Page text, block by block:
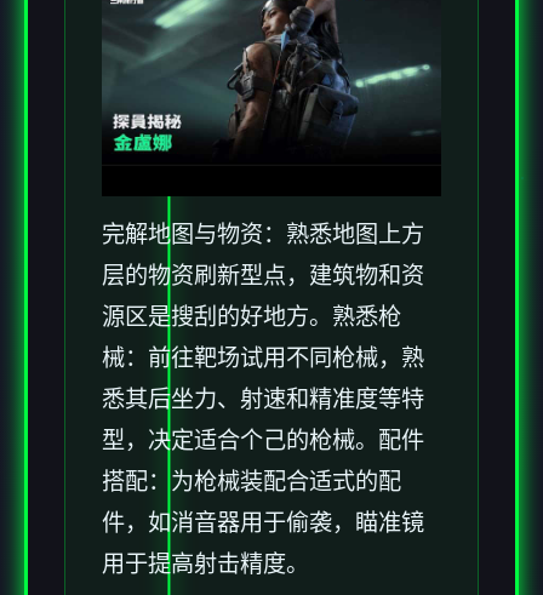
完解地图与物资：熟悉地图上方
层的物资刷新型点，建筑物和资
源区是搜刮的好地方。 熟悉枪
械：前往靶场试用不同枪械，熟
悉其后坐力、射速和精准度等特
型，决定适合个己的枪械。 配件
搭配：为枪械装配合适式的配
件，如消音器用于偷袭，瞄准镜
用于提高射击精度。